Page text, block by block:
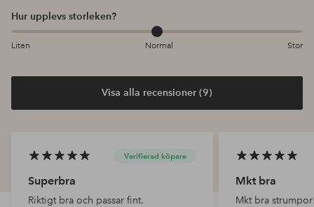
Hur upplevs storleken?
Liten Normal Stor
Visa alla recensioner (9)
Verifierad köpare
Superbra
Riktigt bra och passar fint.
Mkt bra
Mkt bra